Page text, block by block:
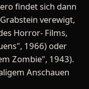
findet sich dann
verewigt,
Horror- Films,
1966) oder
Zombie", 1943).
Anschauen